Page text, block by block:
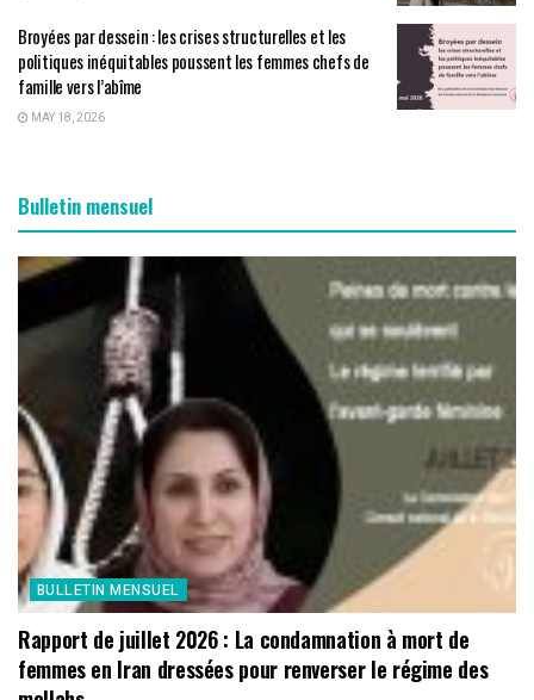
Broyées par dessein : les crises structurelles et les
politiques inéquitables poussent les femmes chefs de
famille vers l’abîme
MAY 18, 2026
Bulletin mensuel
BULLETIN MENSUEL
Rapport de juillet 2026 : La condamnation à mort de
femmes en Iran dressées pour renverser le régime des